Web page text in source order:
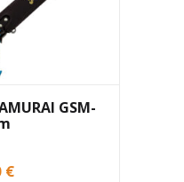
GSM-
€Current